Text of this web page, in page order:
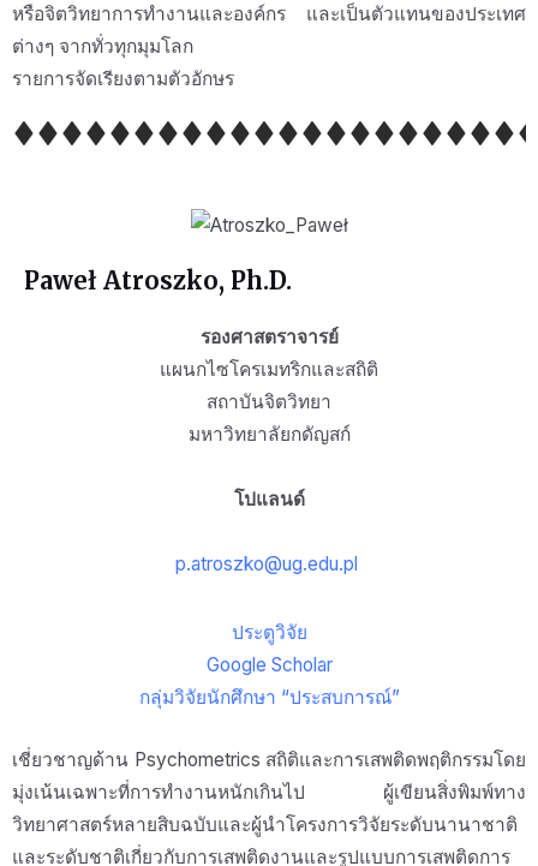
หรือจิตวิทยาการทำงานและองค์กร และเป็นตัวแทนของประเทศ
ต่างๆ จากทั่วทุกมุมโลก
รายการจัดเรียงตามตัวอักษร
Paweł Atroszko, Ph.D.
รองศาสตราจารย์
แผนกไซโครเมทริกและสถิติ
สถาบันจิตวิทยา
มหาวิทยาลัยกดัญสก์
โปแลนด์
p.atroszko@ug.edu.pl
ประตูวิจัย
Google Scholar
กลุ่มวิจัยนักศึกษา “ประสบการณ์”
เชี่ยวชาญด้าน Psychometrics สถิติและการเสพติดพฤติกรรมโดย
มุ่งเน้นเฉพาะที่การทำงานหนักเกินไป ผู้เขียนสิ่งพิมพ์ทาง
วิทยาศาสตร์หลายสิบฉบับและผู้นำโครงการวิจัยระดับนานาชาติ
และระดับชาติเกี่ยวกับการเสพติดงานและรูปแบบการเสพติดการ